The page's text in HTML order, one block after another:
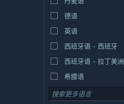
德语
英语
西班牙语 - 西班牙
西班牙语 - 拉丁美洲
希腊语